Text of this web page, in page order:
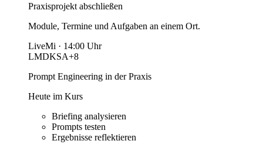
Praxisprojekt abschließen
Module, Termine und Aufgaben an einem Ort.
LiveMi · 14:00 Uhr
LMDKSA+8
Prompt Engineering in der Praxis
Heute im Kurs
Briefing analysieren
Prompts testen
Ergebnisse reflektieren